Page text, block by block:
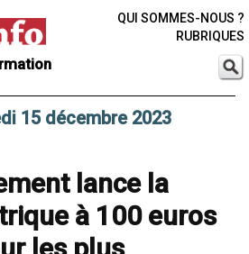
QUI SOMMES-NOUS ?
RUBRIQUES
15 décembre 2023
lance la
à 100 euros